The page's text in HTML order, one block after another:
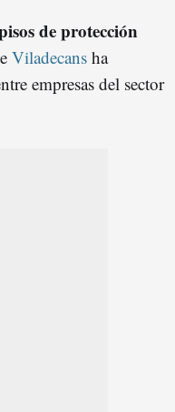
de protección
Viladecans ha
empresas del sector